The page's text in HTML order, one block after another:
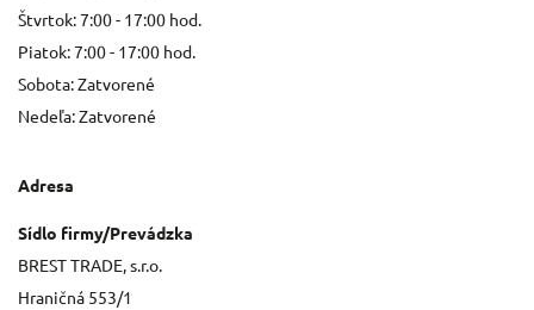
Štvrtok: 7:00 - 17:00 hod.
Piatok: 7:00 - 17:00 hod.
Sobota: Zatvorené
Nedeľa: Zatvorené
Adresa
Sídlo firmy/Prevádzka
BREST TRADE, s.r.o.
Hraničná 553/1